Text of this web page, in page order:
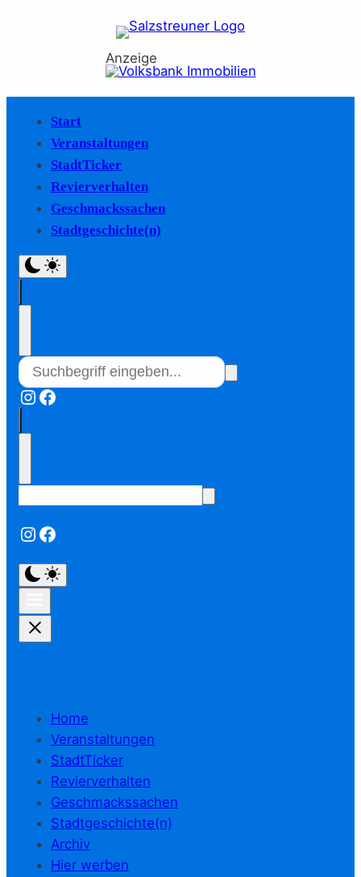
Anzeige
Start
Veranstaltungen
StadtTicker
Revierverhalten
Geschmackssachen
Stadtgeschichte(n)
Instagram
Facebook
Instagram
Facebook
Home
Veranstaltungen
StadtTicker
Revierverhalten
Geschmackssachen
Stadtgeschichte(n)
Archiv
Hier werben